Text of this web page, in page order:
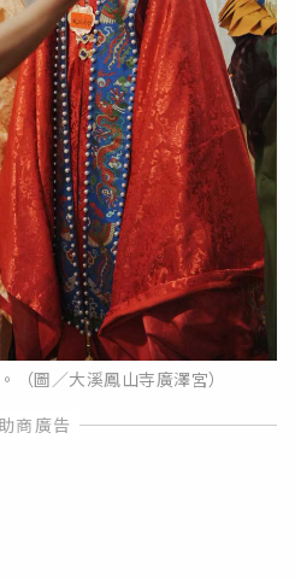
（圖／大溪鳳山寺廣澤宮）